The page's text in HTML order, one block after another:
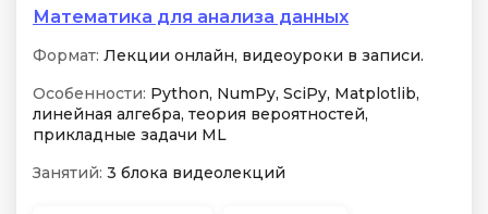
Математика для анализа данных
Формат: Лекции онлайн, видеоуроки в записи.
Особенности: Python, NumPy, SciPy, Matplotlib,
линейная алгебра, теория вероятностей,
прикладные задачи ML
Занятий: 3 блока видеолекций